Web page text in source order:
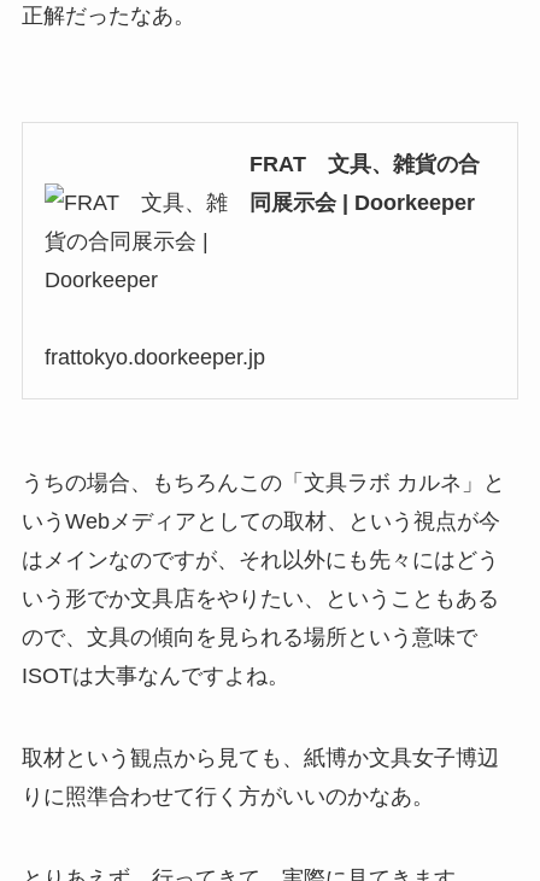
正解だったなあ。
FRAT 文具、雑貨の合
同展示会 | Doorkeeper
frattokyo.doorkeeper.jp
うちの場合、もちろんこの「文具ラボ カルネ」と
いうWebメディアとしての取材、という視点が今
はメインなのですが、それ以外にも先々にはどう
いう形でか文具店をやりたい、ということもある
ので、文具の傾向を見られる場所という意味で
ISOTは大事なんですよね。
取材という観点から見ても、紙博か文具女子博辺
りに照準合わせて行く方がいいのかなあ。